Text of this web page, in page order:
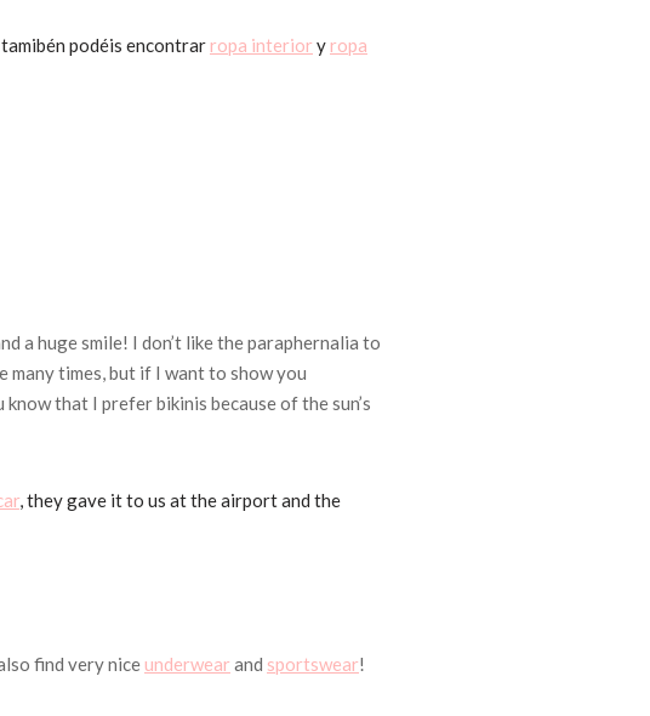
podéis encontrar ropa interior y ropa
a huge smile! I don’t like the paraphernalia to
many times, but if I want to show you
know that I prefer bikinis because of the sun’s
, they gave it to us at the airport and the
find very nice underwear and sportswear!